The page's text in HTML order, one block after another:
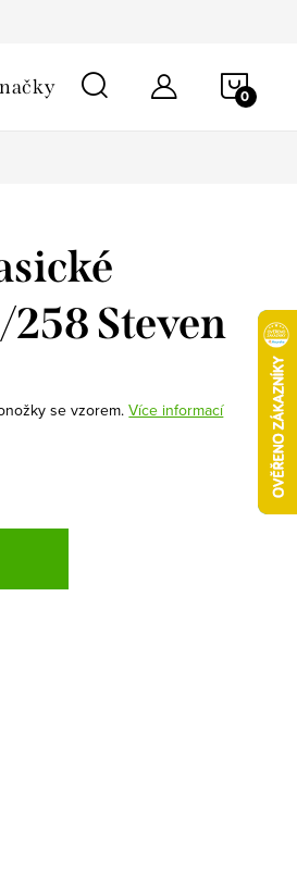
Steven
se vzorem.Více informací